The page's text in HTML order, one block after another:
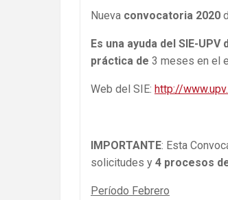
Nueva convocatoria 2020
Es una ayuda del SIE-UPV
práctica de 3 meses en el
Web del SIE: http://
IMPORTANTE: Esta
solicitudes y 4 procesos
Período Febrero